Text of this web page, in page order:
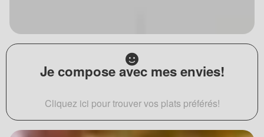
Je compose avec mes envies!
Cliquez ici pour trouver vos plats préférés!